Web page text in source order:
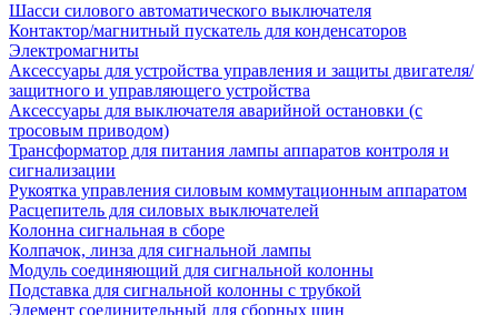
Шасси силового автоматического выключателя
Контактор/магнитный пускатель для конденсаторов
Электромагниты
Аксессуары для устройства управления и защиты двигателя/
защитного и управляющего устройства
Аксессуары для выключателя аварийной остановки (с
тросовым приводом)
Трансформатор для питания лампы аппаратов контроля и
сигнализации
Рукоятка управления силовым коммутационным аппаратом
Расцепитель для силовых выключателей
Колонна сигнальная в сборе
Колпачок, линза для сигнальной лампы
Модуль соединяющий для сигнальной колонны
Подставка для сигнальной колонны с трубкой
Элемент соединительный для сборных шин